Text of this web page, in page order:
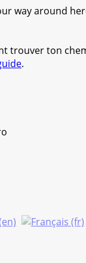
way around
trouver ton
.